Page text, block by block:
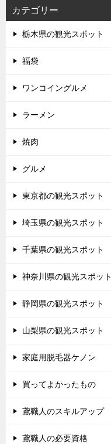
カテゴリー
栃木県の観光スポット
福袋
ワンコイングルメ
ラーメン
焼肉
グルメ
東京都の観光スポット
埼玉県の観光スポット
千葉県の観光スポット
神奈川県の観光スポット
静岡県の観光スポット
山梨県の観光スポット
家庭用脱毛器ケノン
買ってよかったもの
鳶職人のスキルアップ
鳶職人の必要資格